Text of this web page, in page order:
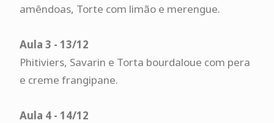
amêndoas, Torte com limão e merengue.
Aula 3 - 13/12
Phitiviers, Savarin e Torta bourdaloue com pera
e creme frangipane.
Aula 4 - 14/12